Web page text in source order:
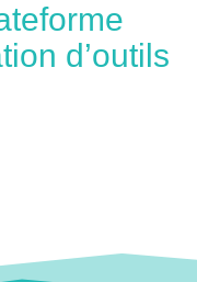
d’outils